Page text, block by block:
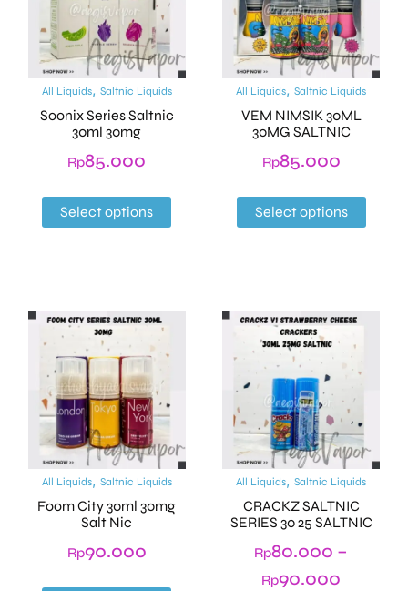
All Liquids, Saltnic Liquids
Soonix Series Saltnic
30ml 30mg
Rp85.000
Select options
All Liquids,Saltnic Liquids
VEM NIMSIK 30ML
30MG SALTNIC
Rp85.000
Select options
All Liquids, Saltnic Liquids
Foom City 30ml 30mg
Salt Nic
Rp90.000
All Liquids,Saltnic Liquids
CRACKZ SALTNIC
SERIES 30 25 SALTNIC
Rp80.000 –
Rp90.000